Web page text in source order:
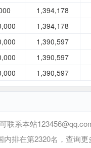
1,394,178
1,394,178
1,390,597
1,390,597
1,390,597
系本站
排在第2320名，查询更